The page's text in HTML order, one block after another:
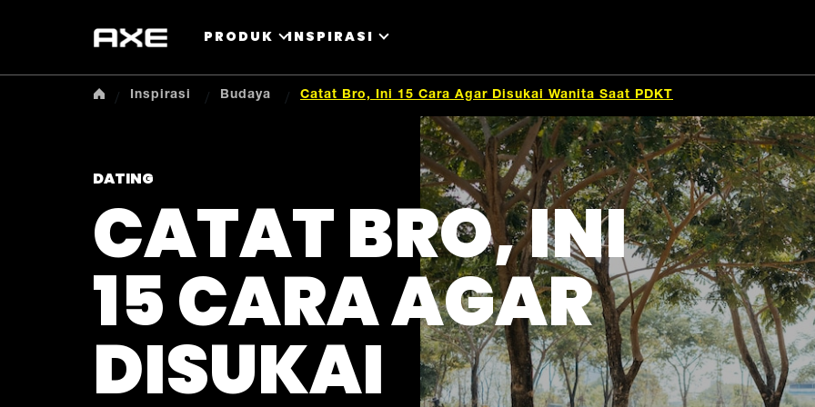
PRODUK INSPIRASI
Inspirasi Budaya Catat Bro, Ini 15 Cara Agar Disukai Wanita Saat PDKT
DATING
CATAT BRO, INI
15 CARA AGAR
DISUKAI